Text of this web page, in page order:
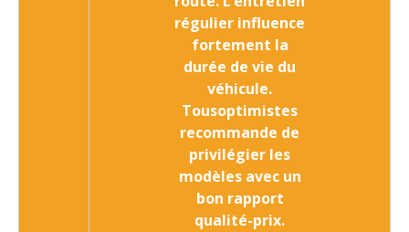
régulier influence
fortement la
durée de vie du
véhicule.
Tousoptimistes
recommande de
privilégier les
modèles avec un
bon rapport
qualité-prix.